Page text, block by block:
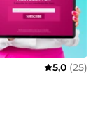
5,0 (25)